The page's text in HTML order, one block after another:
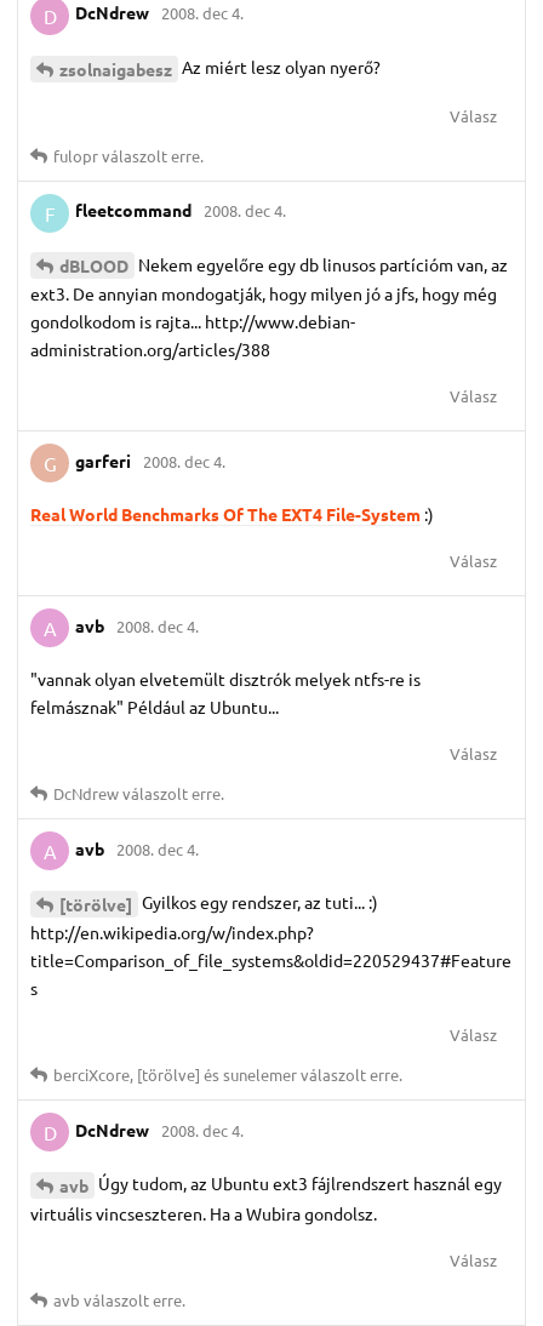
D DcNdrew 2008. dec 4.
zsolnaigabesz Az miért lesz olyan nyerő?
Válasz
fuloprválaszolt erre.
F fleetcommand 2008. dec 4.
dBLOOD Nekem egyelőre egy db linusos partícióm van, az
ext3. De annyian mondogatják, hogy milyen jó a jfs, hogy még
gondolkodom is rajta... http://www.debian-
administration.org/articles/388
Válasz
G garferi 2008. dec 4.
Real World Benchmarks Of The EXT4 File-System :)
Válasz
A avb 2008. dec 4.
"vannak olyan elvetemült disztrók melyek ntfs-re is
felmásznak" Például az Ubuntu...
Válasz
DcNdrewválaszolt erre.
A avb 2008. dec 4.
[törölve] Gyilkos egy rendszer, az tuti... :)
http://en.wikipedia.org/w/index.php?
title=Comparison_of_file_systems&oldid=220529437#Feature
s
Válasz
berciXcore, [törölve] éssunelemerválaszolt erre.
D DcNdrew 2008. dec 4.
avb Úgy tudom, az Ubuntu ext3 fájlrendszert használ egy
virtuális vincseszteren. Ha a Wubira gondolsz.
Válasz
avb válaszolt erre.